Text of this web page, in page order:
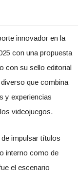
innovador en la
con una propuesta
con su sello editorial
que combina
y experiencias
videojuegos.
impulsar títulos
interno como de
el escenario